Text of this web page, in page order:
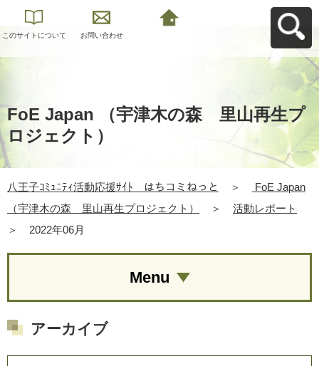
このサイトについて お問い合わせ
FoE Japan （宇津木の森 里山再生プ
ロジェクト）
八王子ｺﾐｭﾆﾃｨ活動応援ｻｲﾄ はちコミねっと ＞
FoE Japan
（宇津木の森 里山再生プロジェクト）
＞
活動レポート
＞
2022年06月
Menu
アーカイブ